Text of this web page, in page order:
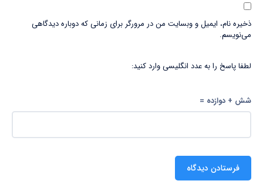
ذخیره نام، ایمیل و وبسایت من در مرورگر برای زمانی که دوباره دیدگاهی
می‌نویسم.
لطفا پاسخ را به عدد انگلیسی وارد کنید:
شش + دوازده =